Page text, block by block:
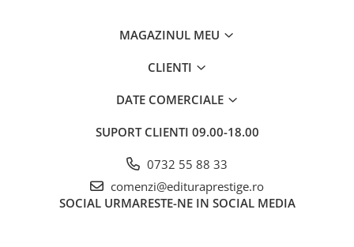
MAGAZINUL MEU
CLIENTI
DATE COMERCIALE
SUPORT CLIENTI 09.00-18.00
0732 55 88 33
comenzi@edituraprestige.ro
SOCIAL URMARESTE-NE IN SOCIAL MEDIA